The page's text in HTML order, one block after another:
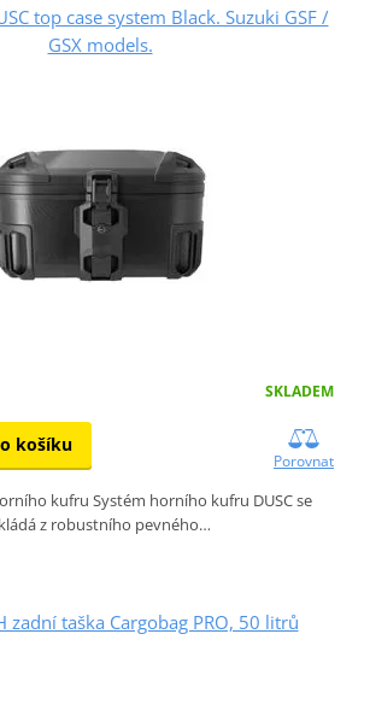
top case system Black. Suzuki GSF /
GSX models.
SKLADEM
košíku
Porovnat
kufru Systém horního kufru DUSC se
z robustního pevného…
zadní taška Cargobag PRO, 50 litrů